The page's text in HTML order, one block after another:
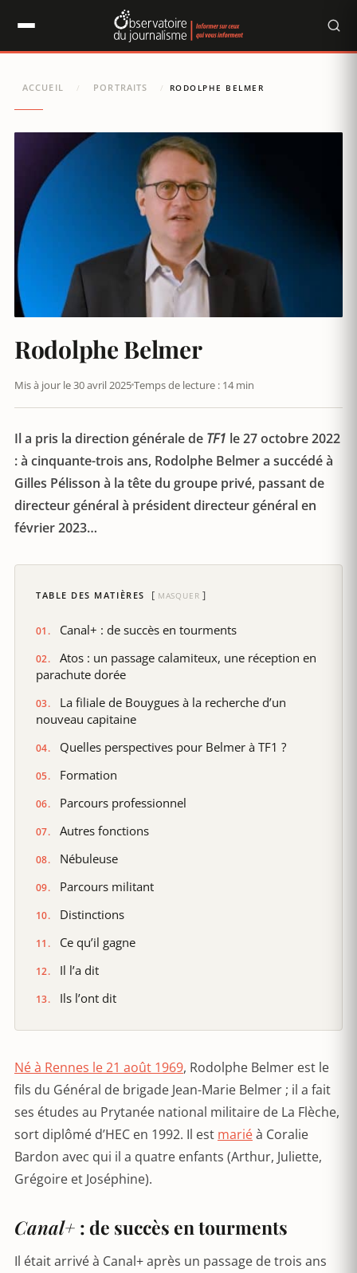
ACCUEIL / PORTRAITS / RODOLPHE BELMER
Rodolphe Belmer
Mis à jour le 30 avril 2025Temps de lecture : 14 min
Il a pris la direction générale de TF1 le 27 octobre 2022
: à cinquante-trois ans, Rodolphe Belmer a succédé à
Gilles Pélisson à la tête du groupe privé, passant de
directeur général à président directeur général en
février 2023…
TABLE DES MATIÈRES MASQUER
Canal+ : de succès en tourments
Atos : un passage calamiteux, une réception en
parachute dorée
La filiale de Bouygues à la recherche d’un
nouveau capitaine
Quelles perspectives pour Belmer à TF1 ?
Formation
Parcours professionnel
Autres fonctions
Nébuleuse
Parcours militant
Distinctions
Ce qu’il gagne
Il l’a dit
Ils l’ont dit
Né à Rennes le 21 août 1969, Rodolphe Belmer est le
fils du Général de brigade Jean-Marie Belmer ; il a fait
ses études au Prytanée national militaire de La Flèche,
sort diplômé d’HEC en 1992. Il est mariéà Coralie
Bardon avec qui il a quatre enfants (Arthur, Juliette,
Grégoire et Joséphine).
Canal+ : de succès en tourments
Il était arrivé à Canal+ après un passage de trois ans
Panneau de gestion des cookies